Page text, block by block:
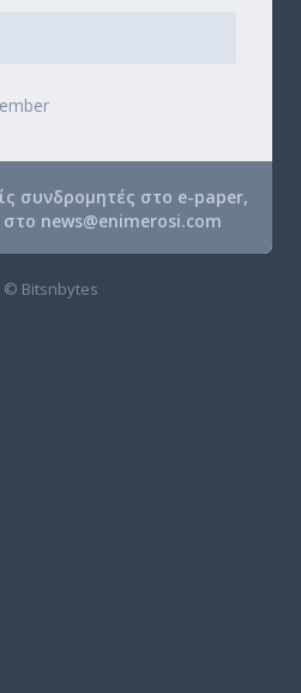
συνδρομητές στο e-paper,
στο news@enimerosi.com
© Bitsnbytes